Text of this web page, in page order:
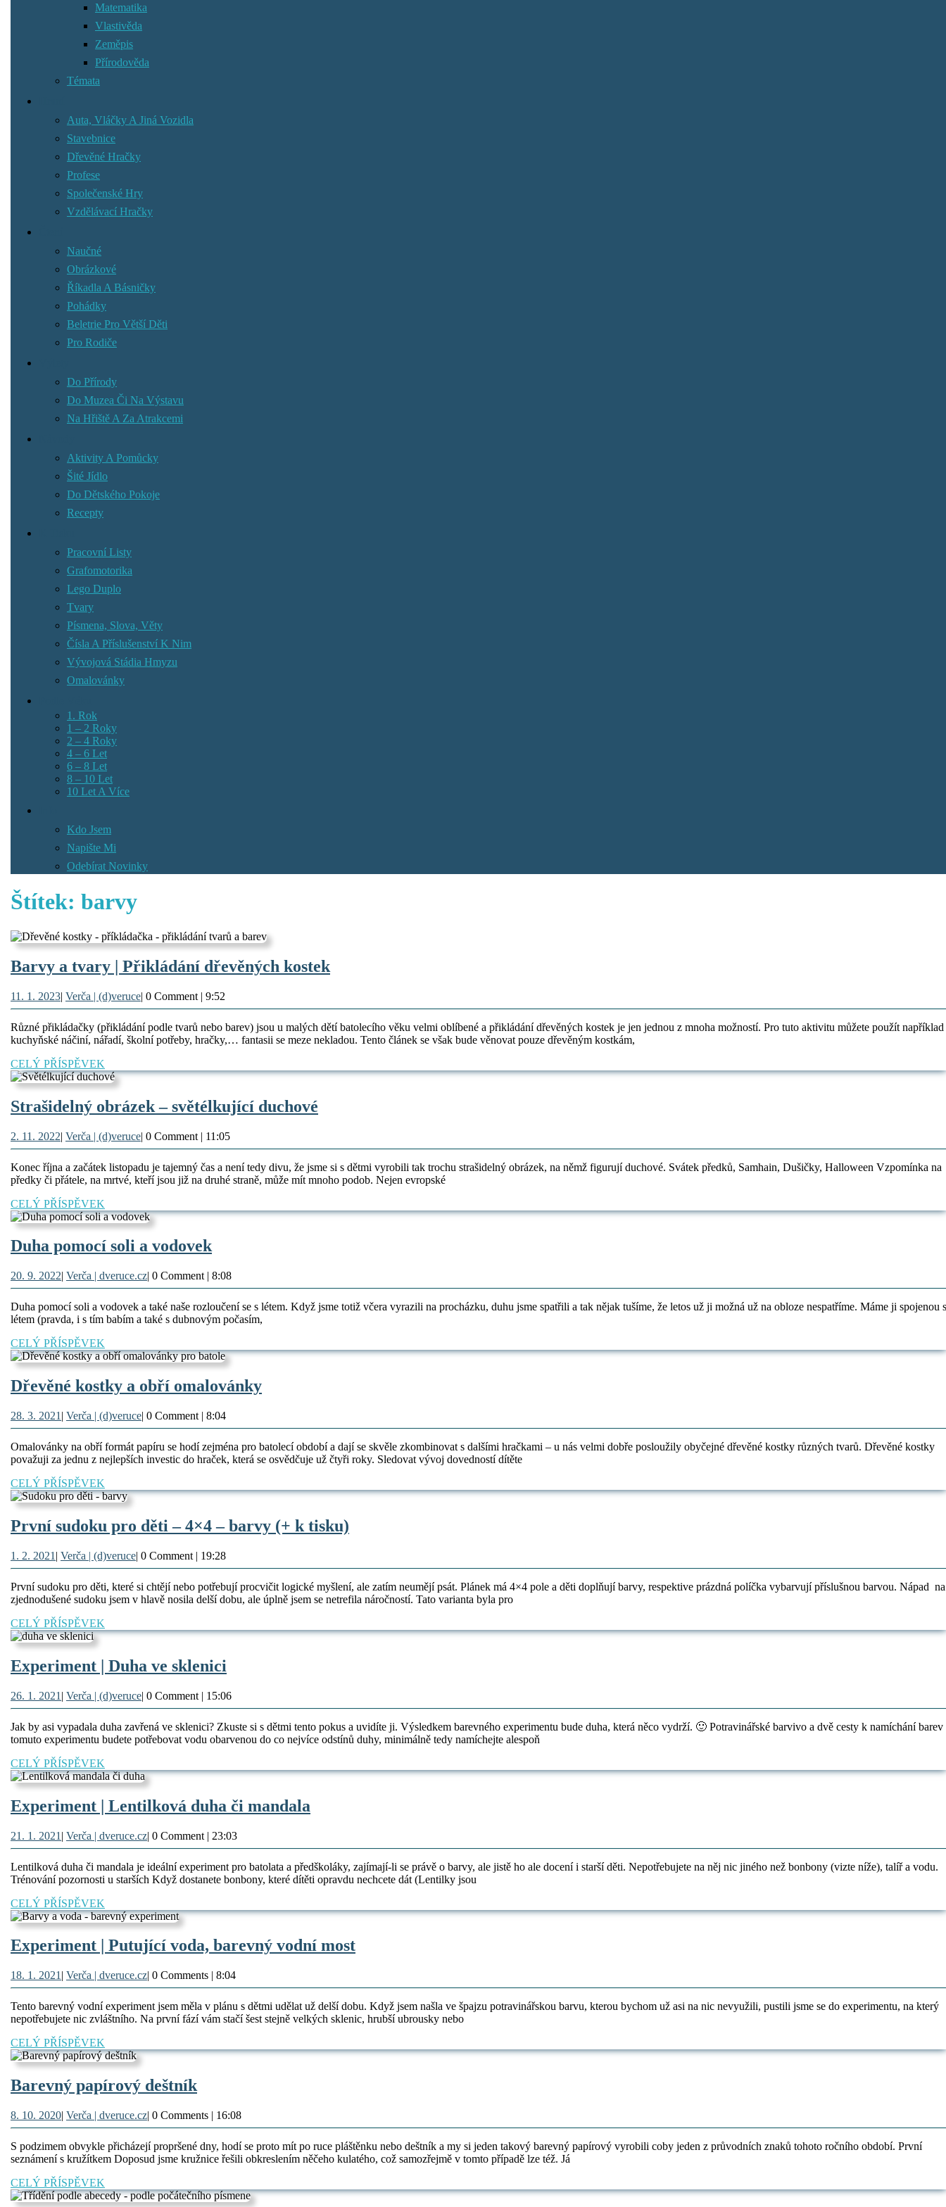
Matematika
Vlastivěda
Zeměpis
Přírodověda
Témata
Auta, Vláčky A Jiná Vozidla
Stavebnice
Dřevěné Hračky
Profese
Společenské Hry
Vzdělávací Hračky
Naučné
Obrázkové
Říkadla A Básničky
Pohádky
Beletrie Pro Větší Děti
Pro Rodiče
Do Přírody
Do Muzea Či Na Výstavu
Na Hřiště A Za Atrakcemi
Aktivity A Pomůcky
Šité Jídlo
Do Dětského Pokoje
Recepty
Pracovní Listy
Grafomotorika
Lego Duplo
Tvary
Písmena, Slova, Věty
Čísla A Příslušenství K Nim
Vývojová Stádia Hmyzu
Omalovánky
1. Rok
1 – 2 Roky
2 – 4 Roky
4 – 6 Let
6 – 8 Let
8 – 10 Let
10 Let A Více
Kdo Jsem
Napište Mi
Odebírat Novinky
Štítek: barvy
Barvy a tvary | Přikládání dřevěných kostekBarvy
|
Přikládání
kostek
11. 1. 202311.
1.
2023
| Verča | (d)veruceVerča
|
(d)veruce
| 0 Comment | 9:52
Různé přikládačky (přikládání podle tvarů nebo barev) jsou u malých dětí batolecího věku velmi oblíbené a přikládání dřevěných kostek je jen jednou z mnoha možností. Pro tuto aktivitu můžete použít například
kuchyňské náčiní, nářadí, školní potřeby, hračky,… fantasii se meze nekladou. Tento článek se však bude věnovat pouze dřevěným kostkám,
CELÝ PŘÍSPĚVEK
PŘÍSPĚVEK
Strašidelný obrázek – světélkující duchové
světélkující
duchové
2. 11. 20222.
11.
| Verča | (d)veruceVerča
|
(d)veruce
| 0 Comment | 11:05
Konec října a začátek listopadu je tajemný čas a není tedy divu, že jsme si s dětmi vyrobili tak trochu strašidelný obrázek, na němž figurují duchové. Svátek předků, Samhain, Dušičky, Halloween Vzpomínka na
předky či přátele, na mrtvé, kteří jsou již na druhé straně, může mít mnoho podob. Nejen evropské
CELÝ PŘÍSPĚVEK
PŘÍSPĚVEK
Duha pomocí soli a vodovekDuha
soli
a
vodovek
20. 9. 202220.
9.
2022
| Verča | dveruce.czVerča
|
dveruce.cz
| 0 Comment | 8:08
Duha pomocí soli a vodovek a také naše rozloučení se s létem. Když jsme totiž včera vyrazili na procházku, duhu jsme spatřili a tak nějak tušíme, že letos už ji možná už na obloze nespatříme. Máme ji spojenou s
létem (pravda, i s tím babím a také s dubnovým počasím,
CELÝ PŘÍSPĚVEK
PŘÍSPĚVEK
Dřevěné kostky a obří omalovánkyDřevěné
a
obří
omalovánky
28. 3. 2021 28.
3.
| Verča | (d)veruceVerča
|
(d)veruce
| 0 Comment | 8:04
Omalovánky na obří formát papíru se hodí zejména pro batolecí období a dají se skvěle zkombinovat s dalšími hračkami – u nás velmi dobře posloužily obyčejné dřevěné kostky různých tvarů. Dřevěné kostky
považuji za jednu z nejlepších investic do hraček, která se osvědčuje už čtyři roky. Sledovat vývoj dovedností dítěte
CELÝ PŘÍSPĚVEK
PŘÍSPĚVEK
První sudoku pro děti – 4×4 – barvy (+ k tisku)
děti
–
–
tisku)
1. 2. 2021 1.
2.
2021
| Verča | (d)veruceVerča
|
(d)veruce
| 0 Comment | 19:28
První sudoku pro děti, které si chtějí nebo potřebují procvičit logické myšlení, ale zatím neumějí psát. Plánek má 4×4 pole a děti doplňují barvy, respektive prázdná políčka vybarvují příslušnou barvou. Nápad na
zjednodušené sudoku jsem v hlavě nosila delší dobu, ale úplně jsem se netrefila náročností. Tato varianta byla pro
CELÝ PŘÍSPĚVEK
PŘÍSPĚVEK
Experiment | Duha ve sklenici
Duha
ve
sklenici
26. 1. 2021 26.
1.
2021
| Verča | (d)veruceVerča
|
(d)veruce
| 0 Comment | 15:06
Jak by asi vypadala duha zavřená ve sklenici? Zkuste si s dětmi tento pokus a uvidíte ji. Výsledkem barevného experimentu bude duha, která něco vydrží. 🙂 Potravinářské barvivo a dvě cesty k namíchání
tomuto experimentu budete potřebovat vodu obarvenou do co nejvíce odstínů duhy, minimálně tedy namíchejte alespoň
CELÝ PŘÍSPĚVEK
PŘÍSPĚVEK
Experiment | Lentilková duha či mandala
duha
či
21. 1. 2021 21.
1.
2021
| Verča | dveruce.czVerča
|
dveruce.cz
| 0 Comment | 23:03
Lentilková duha či mandala je ideální experiment pro batolata a předškoláky, zajímají-li se právě o barvy, ale jistě ho ale docení i starší děti. Nepotřebujete na něj nic jiného než bonbony (vizte níže), talíř a vodu.
Trénování pozornosti u starších Když dostanete bonbony, které dítěti opravdu nechcete dát (Lentilky jsou
CELÝ PŘÍSPĚVEK
PŘÍSPĚVEK
Experiment | Putující voda, barevný vodní mostExperiment
Putující
voda,
barevný
most
18. 1. 2021 18.
1.
2021
| Verča | dveruce.czVerča
|
dveruce.cz
| 0 Comments | 8:04
Tento barevný vodní experiment jsem měla v plánu s dětmi udělat už delší dobu. Když jsem našla ve špajzu potravinářskou barvu, kterou bychom už asi na nic nevyužili, pustili jsme se do experimentu, na který
nepotřebujete nic zvláštního. Na první fází vám stačí šest stejně velkých sklenic, hrubší ubrousky nebo
CELÝ PŘÍSPĚVEK
PŘÍSPĚVEK
Barevný papírový deštníkBarevný
deštník
8. 10. 20208.
10.
2020
| Verča | dveruce.czVerča
|
dveruce.cz
| 0 Comments | 16:08
S podzimem obvykle přicházejí propršené dny, hodí se proto mít po ruce pláštěnku nebo deštník a my si jeden takový barevný papírový vyrobili coby jeden z průvodních znaků tohoto ročního období. První
seznámení s kružítkem Doposud jsme kružnice řešili obkreslením něčeho kulatého, což samozřejmě v tomto případě lze též. Já
CELÝ PŘÍSPĚVEK
PŘÍSPĚVEK